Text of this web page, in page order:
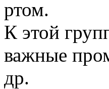
ртом.
К этой
важные
др.